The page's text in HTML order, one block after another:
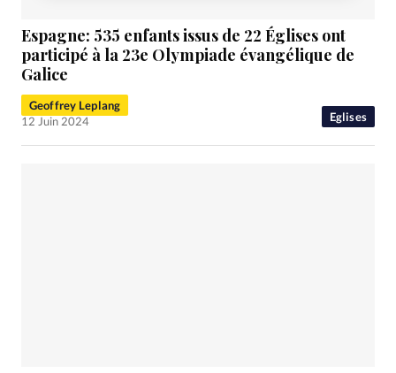
Eglises
Espagne: 535 enfants issus de 22 Églises ont
participé à la 23e Olympiade évangélique de
Galice
Geoffrey Leplang
12 Juin 2024